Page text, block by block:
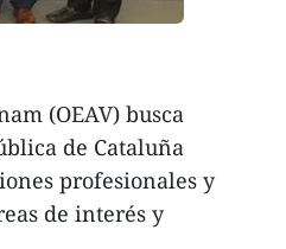
(OEAV) busca
de Cataluña
profesionales y
de interés y